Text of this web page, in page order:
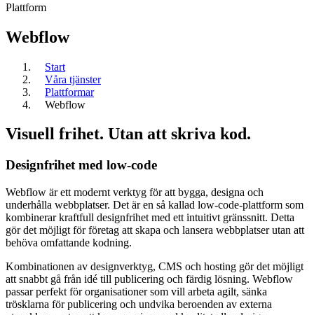
Plattform
Webflow
Start
Våra tjänster
Plattformar
Webflow
Visuell frihet. Utan att skriva kod.
Designfrihet med low-code
Webflow är ett modernt verktyg för att bygga, designa och
underhålla webbplatser. Det är en så kallad low-code-plattform som
kombinerar kraftfull designfrihet med ett intuitivt gränssnitt. Detta
gör det möjligt för företag att skapa och lansera webbplatser utan att
behöva omfattande kodning.
Kombinationen av designverktyg, CMS och hosting gör det möjligt
att snabbt gå från idé till publicering och färdig lösning. Webflow
passar perfekt för organisationer som vill arbeta agilt, sänka
trösklarna för publicering och undvika beroenden av externa